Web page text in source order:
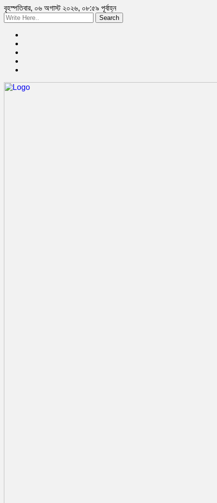
বৃহস্পতিবার, ০৬ অগাস্ট ২০২৬, ০৮:৫৯ পূর্বাহ্ন
Search